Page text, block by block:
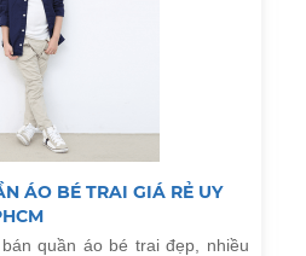
ÁO BÉ TRAI GIÁ RẺ UY
quần áo bé trai đẹp, nhiều